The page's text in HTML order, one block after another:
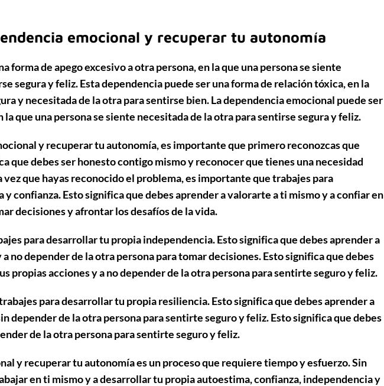
emocional y recuperar tu autonomía
forma de apego excesivo a otra persona, en la que una persona se siente
segura y feliz. Esta dependencia puede ser una forma de relación tóxica, en la
y necesitada de la otra para sentirse bien. La dependencia emocional puede ser
la que una persona se siente necesitada de la otra para sentirse segura y feliz.
y recuperar tu autonomía, es importante que primero reconozcas que
que debes ser honesto contigo mismo y reconocer que tienes una necesidad
vez que hayas reconocido el problema, es importante que trabajes para
confianza. Esto significa que debes aprender a valorarte a ti mismo y a confiar en
decisiones y afrontar los desafíos de la vida.
para desarrollar tu propia independencia. Esto significa que debes aprender a
no depender de la otra persona para tomar decisiones. Esto significa que debes
propias acciones y a no depender de la otra persona para sentirte seguro y feliz.
para desarrollar tu propia resiliencia. Esto significa que debes aprender a
depender de la otra persona para sentirte seguro y feliz. Esto significa que debes
de la otra persona para sentirte seguro y feliz.
y recuperar tu autonomía es un proceso que requiere tiempo y esfuerzo. Sin
en ti mismo y a desarrollar tu propia autoestima, confianza, independencia y